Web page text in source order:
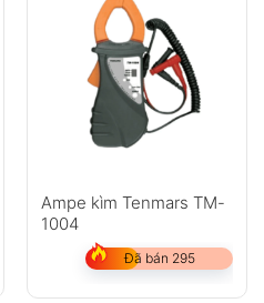
Ampe kìm Tenmars TM-
1004
Đã bán 295